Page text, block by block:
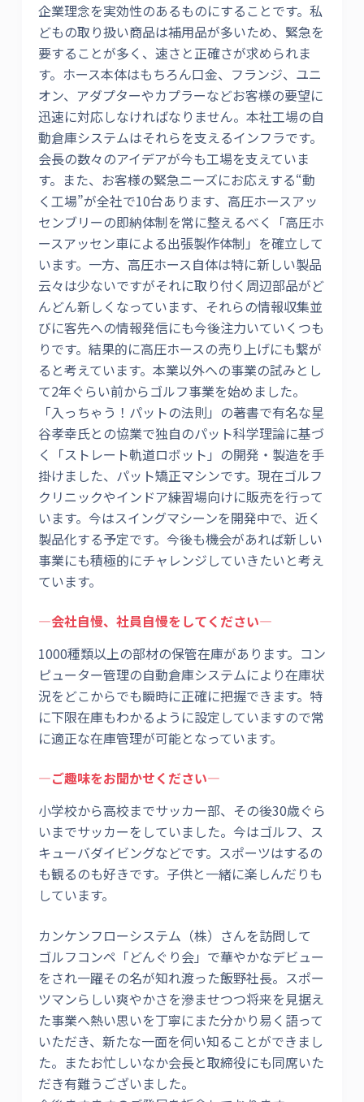
企業理念を実効性のあるものにすることです。私
どもの取り扱い商品は補用品が多いため、緊急を
要することが多く、速さと正確さが求められま
す。ホース本体はもちろん口金、フランジ、ユニ
オン、アダプターやカプラーなどお客様の要望に
迅速に対応しなければなりません。本社工場の自
動倉庫システムはそれらを支えるインフラです。
会長の数々のアイデアが今も工場を支えていま
す。また、お客様の緊急ニーズにお応えする“動
く工場”が全社で10台あります、高圧ホースアッ
センブリーの即納体制を常に整えるべく「高圧ホ
ースアッセン車による出張製作体制」を確立して
います。一方、高圧ホース自体は特に新しい製品
云々は少ないですがそれに取り付く周辺部品がど
んどん新しくなっています、それらの情報収集並
びに客先への情報発信にも今後注力いていくつも
りです。結果的に高圧ホースの売り上げにも繋が
ると考えています。本業以外への事業の試みとし
て2年ぐらい前からゴルフ事業を始めました。
「入っちゃう！パットの法則」の著書で有名な星
谷孝幸氏との協業で独自のパット科学理論に基づ
く「ストレート軌道ロボット」の開発・製造を手
掛けました、パット矯正マシンです。現在ゴルフ
クリニックやインドア練習場向けに販売を行って
います。今はスイングマシーンを開発中で、近く
製品化する予定です。今後も機会があれば新しい
事業にも積極的にチャレンジしていきたいと考え
ています。
―会社自慢、社員自慢をしてください―
1000種類以上の部材の保管在庫があります。コン
ピューター管理の自動倉庫システムにより在庫状
況をどこからでも瞬時に正確に把握できます。特
に下限在庫もわかるように設定していますので常
に適正な在庫管理が可能となっています。
―ご趣味をお聞かせください―
小学校から高校までサッカー部、その後30歳ぐら
いまでサッカーをしていました。今はゴルフ、ス
キューバダイビングなどです。スポーツはするの
も観るのも好きです。子供と一緒に楽しんだりも
しています。
カンケンフローシステム（株）さんを訪問して
ゴルフコンペ「どんぐり会」で華やかなデビュー
をされ一躍その名が知れ渡った飯野社長。スポー
ツマンらしい爽やかさを滲ませつつ将来を見据え
た事業へ熱い思いを丁寧にまた分かり易く語って
いただき、新たな一面を伺い知ることができまし
た。またお忙しいなか会長と取締役にも同席いた
だき有難うございました。